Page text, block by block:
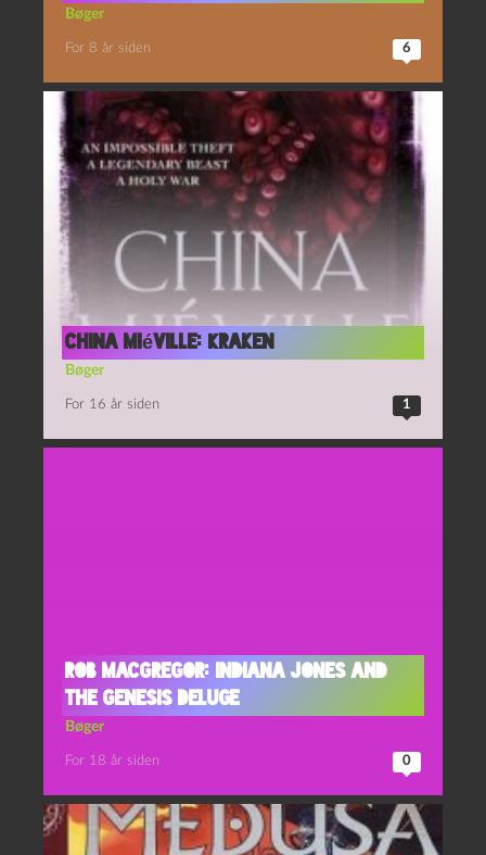
Bøger
For 8 år siden 6
China Miéville: Kraken
Bøger
For 16 år siden 1
Rob MacGregor: Indiana Jones and
the Genesis Deluge
Bøger
For 18 år siden 0